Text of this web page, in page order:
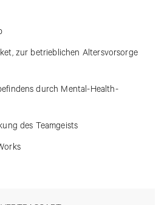
zur betrieblichen Altersvorsorge
durch Mental-Health-
des Teamgeists